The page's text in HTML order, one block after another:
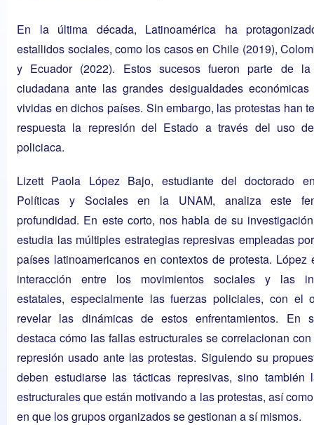
En la última década, Latinoamérica ha
estallidos sociales, como los casos en Chile (2019),
y Ecuador (2022). Estos sucesos fueron parte de la
ciudadana ante las grandes desigualdades
vividas en dichos países. Sin embargo, las protestas han
respuesta la represión del Estado a través del uso
policiaca.
Lizett Paola López Bajo, estudiante del doctorado
Políticas y Sociales en la UNAM, analiza este
profundidad. En este corto, nos habla de su
estudia las múltiples estrategias represivas empleadas
países latinoamericanos en contextos de protesta. López
interacción entre los movimientos sociales y las
estatales, especialmente las fuerzas policiales, con el
revelar las dinámicas de estos enfrentamientos. En
destaca cómo las fallas estructurales se correlacionan
represión usado ante las protestas. Siguiendo su
deben estudiarse las tácticas represivas, sino también
estructurales que están motivando a las protestas, así
en que los grupos organizados se gestionan a sí mismos.